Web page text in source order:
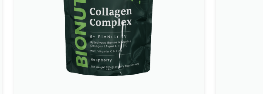
Stöder hudens elasticitet och fasthet
Stärker leder, ben och brosk
Främjar friskt hår och naglar
Kolla in det